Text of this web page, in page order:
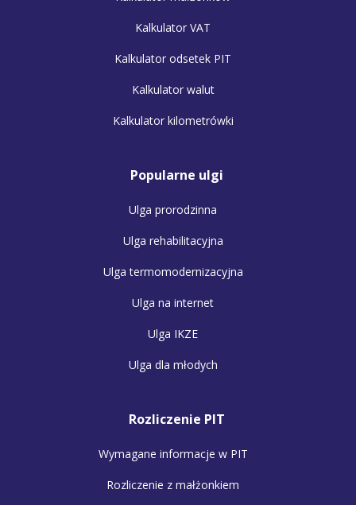
Kalkulator VAT
Kalkulator odsetek PIT
Kalkulator walut
Kalkulator kilometrówki
Popularne ulgi
Ulga prorodzinna
Ulga rehabilitacyjna
Ulga termomodernizacyjna
Ulga na internet
Ulga IKZE
Ulga dla młodych
Rozliczenie PIT
Wymagane informacje w PIT
Rozliczenie z małżonkiem